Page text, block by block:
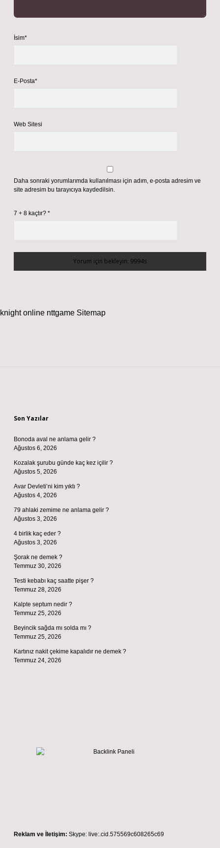
İsim*
E-Posta*
Web Sitesi
Daha sonraki yorumlarımda kullanılması için adım, e-posta adresim ve
site adresim bu tarayıcıya kaydedilsin.
7 + 8 kaçtır? *
knight online nttgame Sitemap
Son Yazılar
Bonoda aval ne anlama gelir ?
Ağustos 6, 2026
Kozalak şurubu günde kaç kez içilir ?
Ağustos 5, 2026
Avar Devleti’ni kim yıktı ?
Ağustos 4, 2026
79 ahlaki zemime ne anlama gelir ?
Ağustos 3, 2026
4 birlik kaç eder ?
Ağustos 3, 2026
Şorak ne demek ?
Temmuz 30, 2026
Testi kebabı kaç saatte pişer ?
Temmuz 28, 2026
Kalpte septum nedir ?
Temmuz 25, 2026
Beyincik sağda mı solda mı ?
Temmuz 25, 2026
Kartınız nakit çekime kapalıdır ne demek ?
Temmuz 24, 2026
Reklam ve İletişim: Skype: live:.cid.575569c608265c69